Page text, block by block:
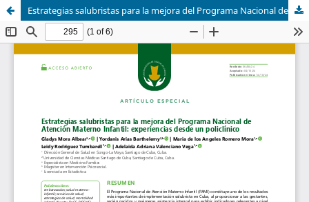
Estrategias salubristas para la mejora del Programa Nacional de Atención Materno Infantil: experiencias desde un policlínico